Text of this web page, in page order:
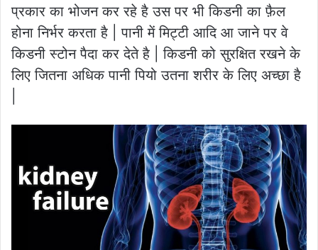
प्रकार का भोजन कर रहे है उस पर भी किडनी का फ़ैल
होना निर्भर करता है | पानी में मिट्टी आदि आ जाने पर वे
किडनी स्टोन पैदा कर देते है | किडनी को सुरक्षित रखने के
लिए जितना अधिक पानी पियो उतना शरीर के लिए अच्छा है